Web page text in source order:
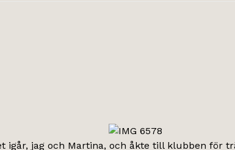
igår, jag och Martina, och åkte till klubben för